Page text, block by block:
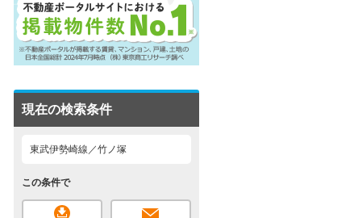
現在の検索条件
東武伊勢崎線／竹ノ塚
この条件で